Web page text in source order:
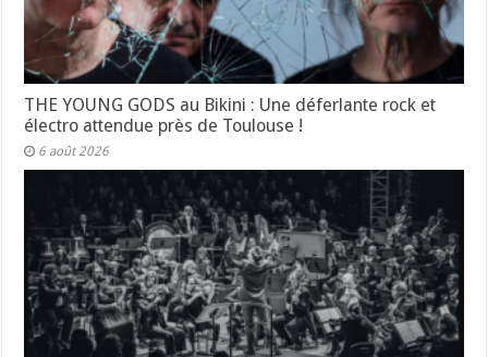
THE YOUNG GODS au Bikini : Une déferlante rock et
électro attendue près de Toulouse !
6 août 2026